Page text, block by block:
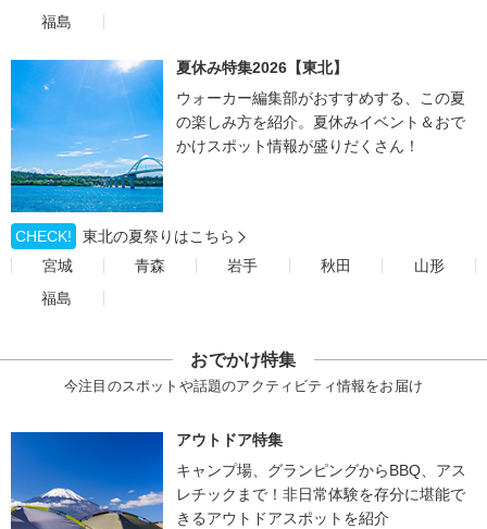
福島
夏休み特集2026【東北】
ウォーカー編集部がおすすめする、この夏
の楽しみ方を紹介。夏休みイベント＆おで
かけスポット情報が盛りだくさん！
CHECK!
東北の夏祭りはこちら
宮城
青森 岩手 秋田
山形
福島
おでかけ特集
今注目のスポットや話題のアクティビティ情報をお届け
アウトドア特集
キャンプ場、グランピングからBBQ、アス
レチックまで！非日常体験を存分に堪能で
きるアウトドアスポットを紹介